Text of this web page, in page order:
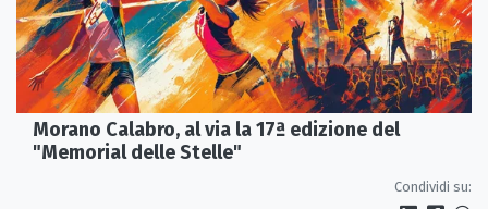
Morano Calabro, al via la 17ª edizione del
"Memorial delle Stelle"
Condividi su: